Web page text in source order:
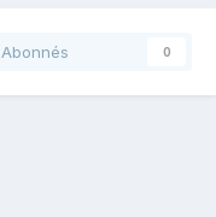
Abonnés 0